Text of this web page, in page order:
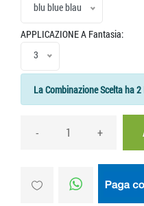
blu blue blau
APPLICAZIONE A Fantasia:
3
La Combinazione Scelta ha
- +